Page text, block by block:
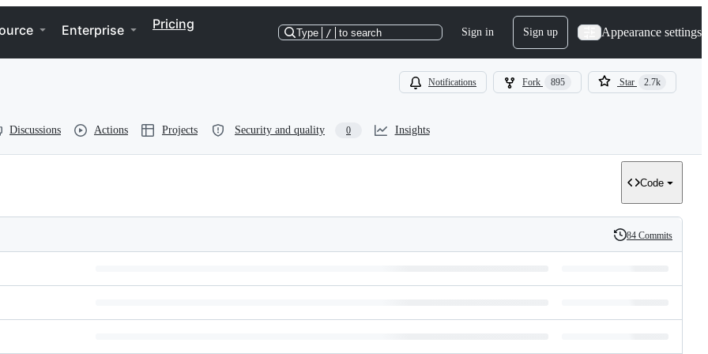
Enterprise Pricing
Type / to search Sign in Sign up Appearance settings
Notifications Fork 895 Star 2.7k
Discussions Actions Projects Security and quality 0 Insights
Code
History
84 Commits